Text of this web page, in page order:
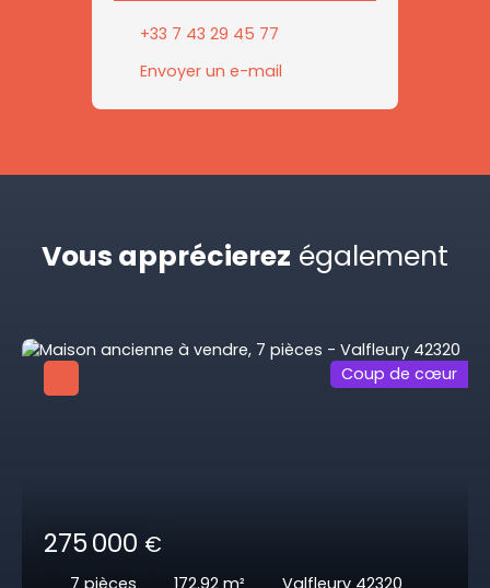
+33 7 43 29 45 77
Envoyer un e-mail
Vous apprécierez également
275 000 €
7 pièces 172.92 m² Valfleury 42320
Coup de cœur